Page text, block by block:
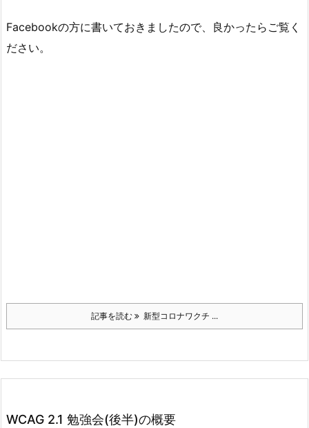
Facebookの方に書いておきましたので、良かったらご覧く
ださい。
記事を読む 新型コロナワクチ ...
WCAG 2.1 勉強会(後半)の概要